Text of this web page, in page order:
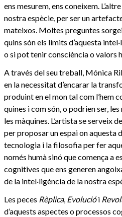
ens mesurem, ens coneixem.
nostra espècie, per ser un
mateixos. Moltes preguntes
quins són els límits d’aquesta
o si pot tenir consciència o valors
A través del seu treball, Mónica
en la necessitat d’encarar la
produint en el mon tal com l’hem
quines i com són, o podrien ser,
les màquines. L’artista se serveix
per proposar un espai on aquesta
tecnologia i la filosofia per fer
només humà sinó que comença a
cognitives que ens generen
de la intel·ligència de la nostra
Les peces Rèplica, Evoluciói
d’aquests aspectes o processos